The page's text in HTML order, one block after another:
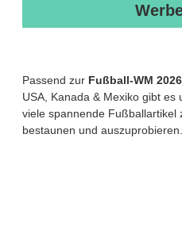
Passend zur Fußball-WM 2026
USA, Kanada & Mexiko gibt es
viele spannende Fußballartikel
bestaunen und auszuprobieren.